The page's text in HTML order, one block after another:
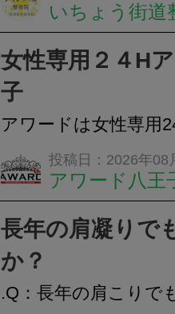
は、顎の痛みや疲れ
フェイスラインの張
のこわばり・頭痛や
ながることがありま
いちょう街道
女性専用２４H
子
アワードは女性専用
フエステを 思いっ
開催中
投稿日：2026年08
アワード八王
24時間ジム&
脱毛
長年の肩凝りで
か？
.Q：長年の肩こりで